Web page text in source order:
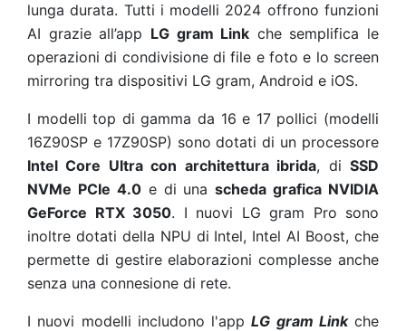
lunga durata. Tutti i modelli 2024 offrono funzioni
AI grazie all’app LG gram Link che semplifica le
operazioni di condivisione di file e foto e lo screen
mirroring tra dispositivi LG gram, Android e iOS.
I modelli top di gamma da 16 e 17 pollici (modelli
16Z90SP e 17Z90SP) sono dotati di un processore
Intel Core Ultra con architettura ibrida, diSSD
NVMe PCIe 4.0e di unascheda grafica NVIDIA
GeForce RTX 3050. I nuovi LG gram Pro sono
inoltre dotati della NPU di Intel, Intel AI Boost, che
permette di gestire elaborazioni complesse anche
senza una connesione di rete.
I nuovi modelli includono l'appLG gram Linkche